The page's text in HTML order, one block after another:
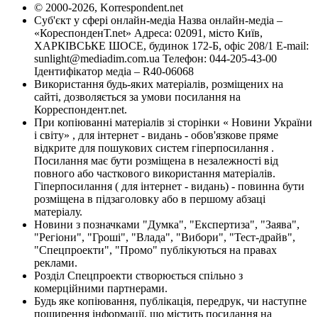
© 2000-2026, Korrespondent.net
Суб'єкт у сфері онлайн-медіа Назва онлайн-медіа –
«КореспонденТ.net» Адреса: 02091, місто Київ,
ХАРКІВСЬКЕ ШОСЕ, будинок 172-Б, офіс 208/1 E-mail:
sunlight@mediadim.com.ua Телефон: 044-205-43-00
Ідентифікатор медіа – R40-06068
Використання будь-яких матеріалів, розміщених на
сайті, дозволяється за умови посилання на
Корреспондент.net.
При копіюванні матеріалів зі сторінки « Новини України
і світу» , для інтернет - видань - обов'язкове пряме
відкрите для пошукових систем гіперпосилання .
Посилання має бути розміщена в незалежності від
повного або часткового використання матеріалів.
Гіперпосилання ( для інтернет - видань) - повинна бути
розміщена в підзаголовку або в першому абзаці
матеріалу.
Новини з позначками "Думка", "Експертиза", "Заява",
"Регіони", "Гроші", "Влада", "Вибори", "Тест-драйв",
"Спецпроекти", "Промо" публікуються на правах
реклами.
Розділ Спецпроекти створюється спільно з
комерційними партнерами.
Будь яке копіювання, публікація, передрук, чи наступне
поширення інформації, що містить посилання на